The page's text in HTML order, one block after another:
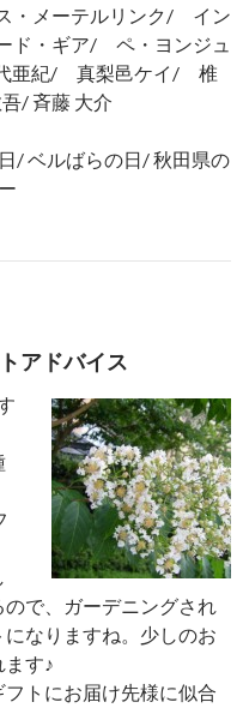
・メーテルリンク/ イン
ド・ギア/ ペ・ヨンジュ
亜紀/ 真梨邑ケイ/ 椎
/ 斉藤 大介
/ ベルばらの日/ 秋田県の
アドバイス
で、ガーデニングされ
なりますね。少しのお
す♪
トにお届け先様に似合